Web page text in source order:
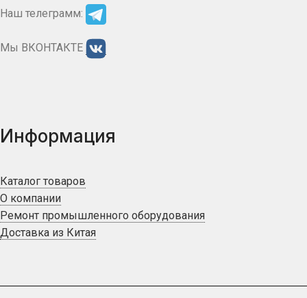
Наш телеграмм:
Мы ВКОНТАКТЕ
Информация
Каталог товаров
О компании
Ремонт промышленного оборудования
Доставка из Китая